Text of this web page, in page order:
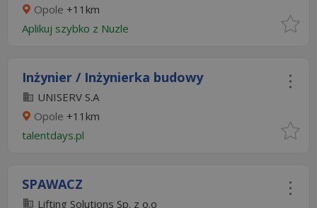
Opole +11km
Aplikuj szybko z Nuzle
Inżynier / Inżynierka budowy
UNISERV S.A
Opole +11km
talentdays.pl
SPAWACZ
Lifting Solutions Sp. z o.o